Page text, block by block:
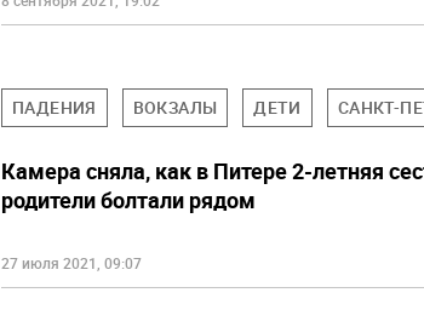
ПАДЕНИЯ ВОКЗАЛЫ ДЕТИ САНКТ-
Камера сняла, как в Питере 2-летняя
родители болтали рядом
27 июля 2021, 09:07